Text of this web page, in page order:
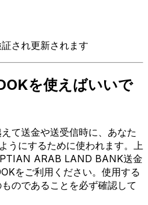
され更新されます
を使えばいいで
て送金や送受信時に、あなた
うにするために使われます。上
ARAB LAND BANK送金
をご利用ください。使用する
のであることを必ず確認して